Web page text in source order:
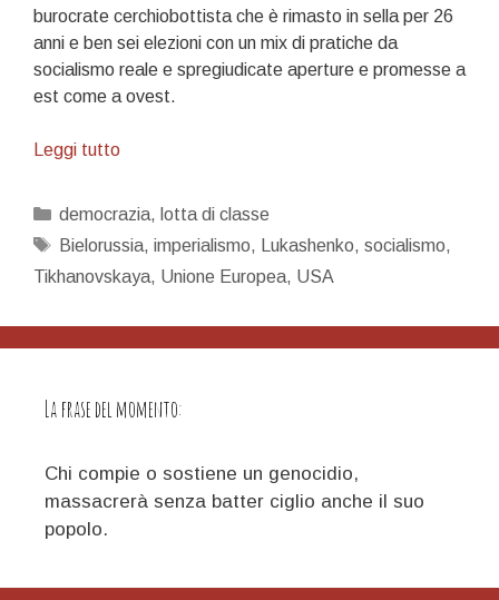
burocrate cerchiobottista che è rimasto in sella per 26
anni e ben sei elezioni con un mix di pratiche da
socialismo reale e spregiudicate aperture e promesse a
est come a ovest.
Leggi tuttoInsalata…
Categorie
democrazia, lotta di classe
Tag
Bielorussia, imperialismo, Lukashenko, socialismo,
Tikhanovskaya, Unione Europea, USA
La frase del momento:
Chi compie o sostiene un genocidio,
massacrerà senza batter ciglio anche il suo
popolo.